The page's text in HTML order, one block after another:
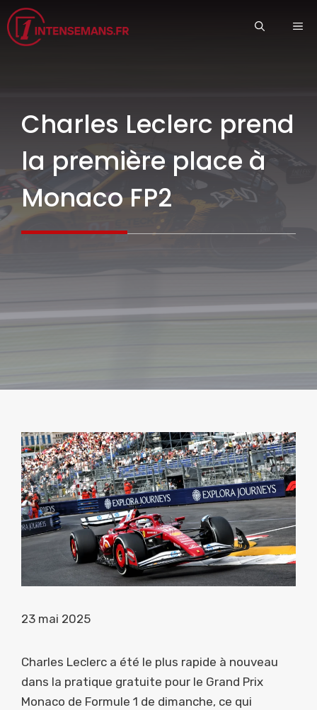
Aller
au
contenu
Charles Leclerc prend
la première place à
Monaco FP2
23 mai 2025
Charles Leclerc a été le plus rapide à nouveau
dans la pratique gratuite pour le Grand Prix
Monaco de Formule 1 de dimanche, ce qui